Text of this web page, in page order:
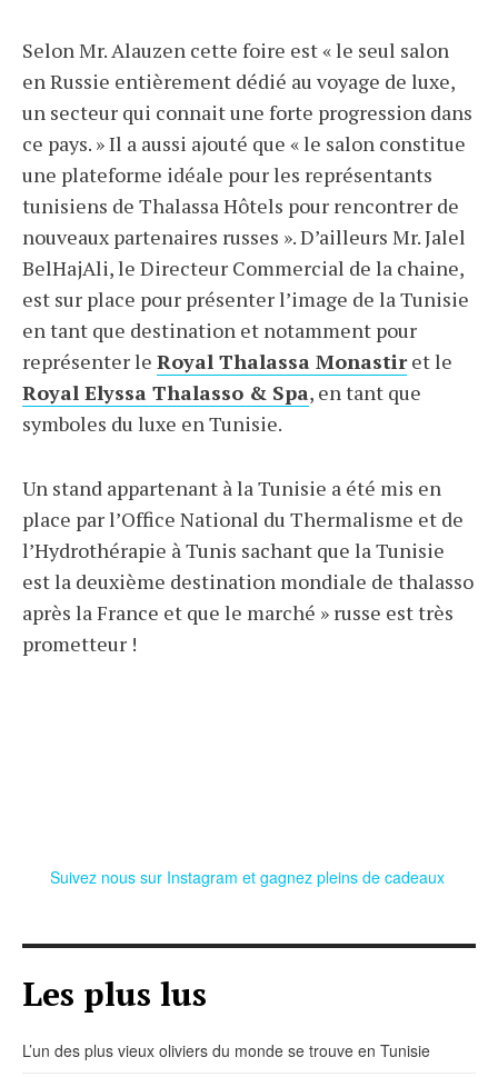
Selon Mr. Alauzen cette foire est « le seul salon
en Russie entièrement dédié au voyage de luxe,
un secteur qui connait une forte progression dans
ce pays. » Il a aussi ajouté que « le salon constitue
une plateforme idéale pour les représentants
tunisiens de Thalassa Hôtels pour rencontrer de
nouveaux partenaires russes ». D’ailleurs Mr. Jalel
BelHajAli, le Directeur Commercial de la chaine,
est sur place pour présenter l’image de la Tunisie
en tant que destination et notamment pour
représenter le Royal Thalassa Monastiret le
Royal Elyssa Thalasso & Spa, en tant que
symboles du luxe en Tunisie.
Un stand appartenant à la Tunisie a été mis en
place par l’Office National du Thermalisme et de
l’Hydrothérapie à Tunis sachant que la Tunisie
est la deuxième destination mondiale de thalasso
après la France et que le marché » russe est très
prometteur !
Suivez nous sur Instagram et gagnez pleins de cadeaux
Les plus lus
L’un des plus vieux oliviers du monde se trouve en Tunisie